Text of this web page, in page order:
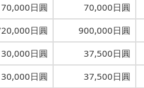
70,000日圓 70,000日圓
日圓 900,000日圓
30,000日圓 37,500日圓
30,000日圓 37,500日圓